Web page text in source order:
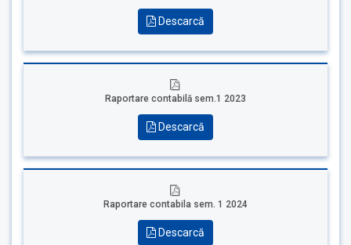
Descarcă
Raportare contabilă sem.1 2023
Descarcă
Raportare contabila sem. 1 2024
Descarcă